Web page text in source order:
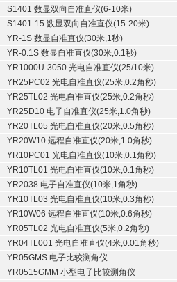
S1401 数显双向自准直仪(6-10米)
S1401-15 数显双向自准直仪(15-20米)
YR-1S 数显自准直仪(30米,1秒)
YR-0.1S 数显自准直仪(30米,0.1秒)
YR1000U-3050 光电自准直仪(25/10米)
YR25PC02 光电自准直仪(25米,0.2角秒)
YR25TL02 光电自准直仪(25米,0.2角秒)
YR25D10 电子自准直仪(25米,1.0角秒)
YR20TL05 光电自准直仪(20米,0.5角秒)
YR20W10 远程自准直仪(20米,1.0角秒)
YR10PC01 光电自准直仪(10米,0.1角秒)
YR10TL01 光电自准直仪(10米,0.1角秒)
YR2038 电子自准直仪(10米,1角秒)
YR10TL03 光电自准直仪(10米,0.3角秒)
YR10W06 远程自准直仪(10米,0.6角秒)
YR05TL02 光电自准直仪(5米,0.2角秒)
YR04TL001 光电自准直仪(4米,0.01角秒)
YR05GMS 电子比较测角仪
YR0515GMM 小型电子比较测角仪